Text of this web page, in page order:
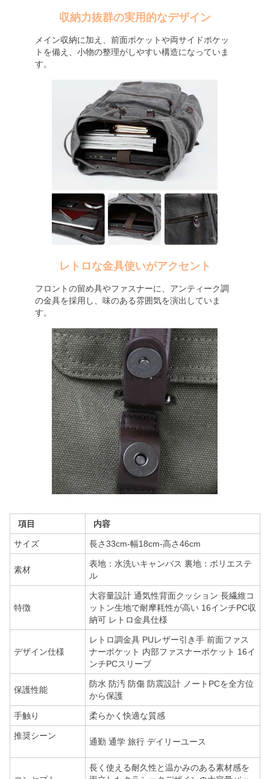
収納力抜群の実用的なデザイン
メイン収納に加え、前面ポケットや両サイドポケッ
トを備え、小物の整理がしやすい構造になっていま
す。
レトロな金具使いがアクセント
フロントの留め具やファスナーに、アンティーク調
の金具を採用し、味のある雰囲気を演出していま
す。
項目 内容
サイズ 長さ33cm-幅18cm-高さ46cm
素材
表地：水洗いキャンバス 裏地：ポリエステ
ル
特徴
大容量設計 通気性背面クッション 長繊維コ
ットン生地で耐摩耗性が高い 16インチPC収
納可 レトロ金具仕様
デザイン仕様
レトロ調金具 PUレザー引き手 前面ファス
ナーポケット 内部ファスナーポケット 16イ
ンチPCスリーブ
保護性能
防水 防汚 防傷 防震設計 ノートPCを全方位
から保護
手触り 柔らかく快適な質感
推奨シーン
通勤 通学 旅行 デイリーユース
長く使える耐久性と温かみのある素材感を